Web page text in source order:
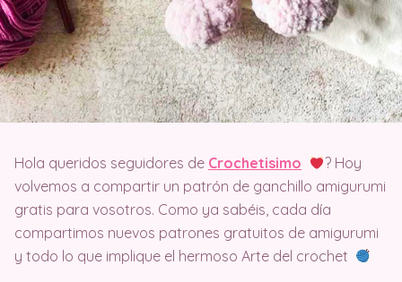
Hola queridos seguidores de Crochetisimo
? Hoy
volvemos a compartir un patrón de ganchillo amigurumi
gratis para vosotros. Como ya sabéis, cada día
compartimos nuevos patrones gratuitos de amigurumi
y todo lo que implique el hermoso Arte del crochet